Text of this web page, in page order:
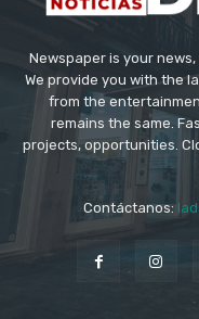
Newspaper is your
We provide you with the
from the
remains the same.
projects, opportunities.
Contáctanos: